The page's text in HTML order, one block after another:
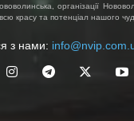
організації
красу та потенціал нашого
з нами: